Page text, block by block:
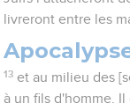
livreront entre les
13 et au milieu des
à un fils d'homme.